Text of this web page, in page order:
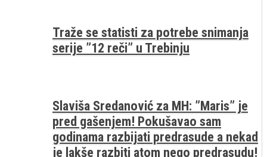
Traže se statisti za potrebe snimanja
serije ”12 reči” u Trebinju
Slaviša Sredanović za MH: ”Maris” je
pred gašenjem! Pokušavao sam
godinama razbijati predrasude a nekad
je lakše razbiti atom nego predrasudu!